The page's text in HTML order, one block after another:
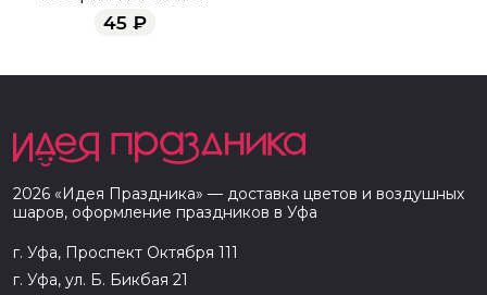
45 ₽
2026 «Идея Праздника» — доставка цветов и воздушных
шаров, оформление праздников в Уфа
г. Уфа, Проспект Октября 111
г. Уфа, ул. Б. Бикбая 21